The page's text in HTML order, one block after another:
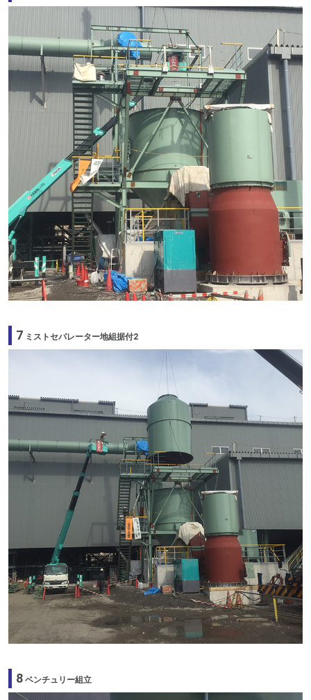
7 ミストセパレーター地組据付2
8 ベンチュリー組立